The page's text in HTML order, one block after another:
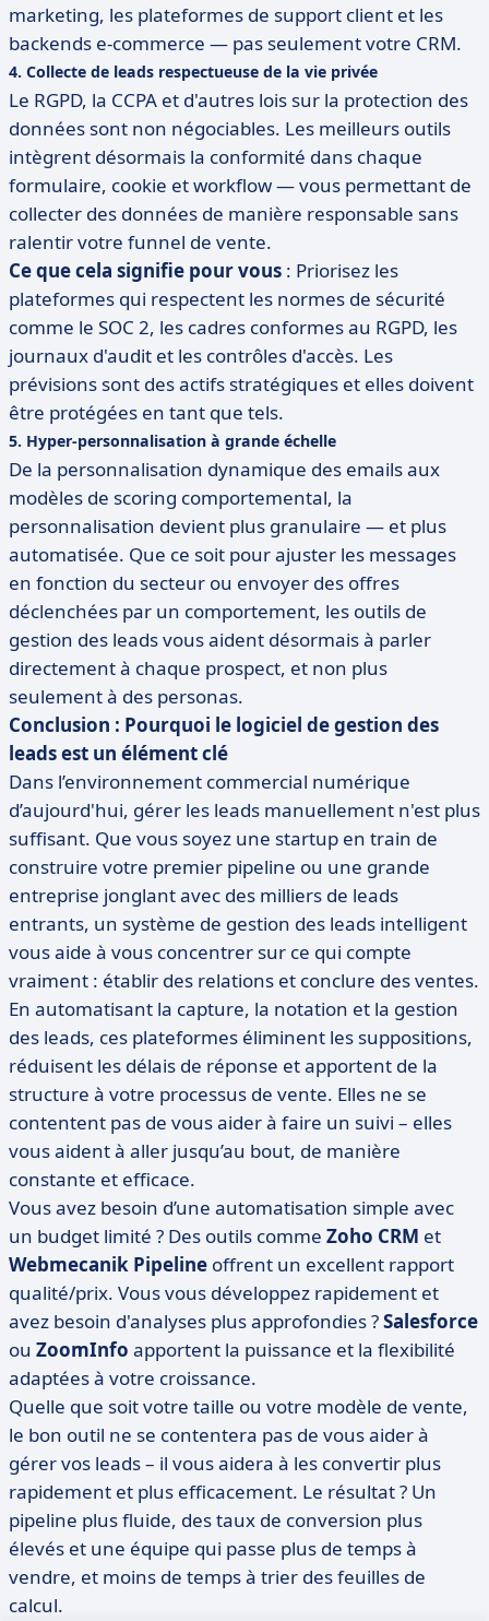
marketing, les plateformes de support client et les
backends e-commerce — pas seulement votre CRM.
4. Collecte de leads respectueuse de la vie privée
Le RGPD, la CCPA et d'autres lois sur la protection des
données sont non négociables. Les meilleurs outils
intègrent désormais la conformité dans chaque
formulaire, cookie et workflow — vous permettant de
collecter des données de manière responsable sans
ralentir votre funnel de vente.
Ce que cela signifie pour vous : Priorisez les
plateformes qui respectent les normes de sécurité
comme le SOC 2, les cadres conformes au RGPD, les
journaux d'audit et les contrôles d'accès. Les
prévisions sont des actifs stratégiques et elles doivent
être protégées en tant que tels.
5. Hyper-personnalisation à grande échelle
De la personnalisation dynamique des emails aux
modèles de scoring comportemental, la
personnalisation devient plus granulaire — et plus
automatisée. Que ce soit pour ajuster les messages
en fonction du secteur ou envoyer des offres
déclenchées par un comportement, les outils de
gestion des leads vous aident désormais à parler
directement à chaque prospect, et non plus
seulement à des personas.
Conclusion : Pourquoi le logiciel de gestion des
leads est un élément clé
Dans l’environnement commercial numérique
d’aujourd'hui, gérer les leads manuellement n'est plus
suffisant. Que vous soyez une startup en train de
construire votre premier pipeline ou une grande
entreprise jonglant avec des milliers de leads
entrants, un système de gestion des leads intelligent
vous aide à vous concentrer sur ce qui compte
vraiment : établir des relations et conclure des ventes.
En automatisant la capture, la notation et la gestion
des leads, ces plateformes éliminent les suppositions,
réduisent les délais de réponse et apportent de la
structure à votre processus de vente. Elles ne se
contentent pas de vous aider à faire un suivi – elles
vous aident à aller jusqu’au bout, de manière
constante et efficace.
Vous avez besoin d’une automatisation simple avec
un budget limité ? Des outils comme Zoho CRM et
Webmecanik Pipeline offrent un excellent rapport
qualité/prix. Vous vous développez rapidement et
avez besoin d'analyses plus approfondies ?Salesforce
ou ZoomInfo apportent la puissance et la flexibilité
adaptées à votre croissance.
Quelle que soit votre taille ou votre modèle de vente,
le bon outil ne se contentera pas de vous aider à
gérer vos leads – il vous aidera à les convertir plus
rapidement et plus efficacement. Le résultat ? Un
pipeline plus fluide, des taux de conversion plus
élevés et une équipe qui passe plus de temps à
vendre, et moins de temps à trier des feuilles de
calcul.